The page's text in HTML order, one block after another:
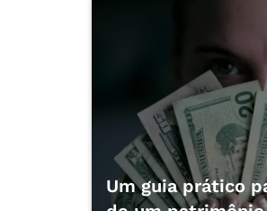
Um guia prático